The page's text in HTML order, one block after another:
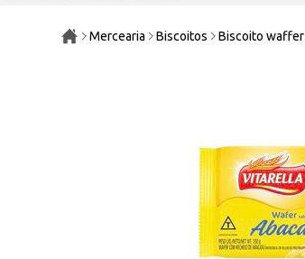
Mercearia Biscoitos Biscoito waffer